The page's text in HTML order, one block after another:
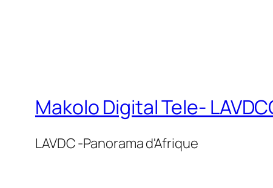
Makolo Digital Tele-
LAVDC -Panorama d'Afrique